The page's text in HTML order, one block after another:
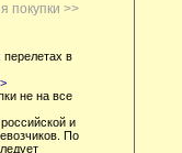
покупки >>
в
не на все
и
По